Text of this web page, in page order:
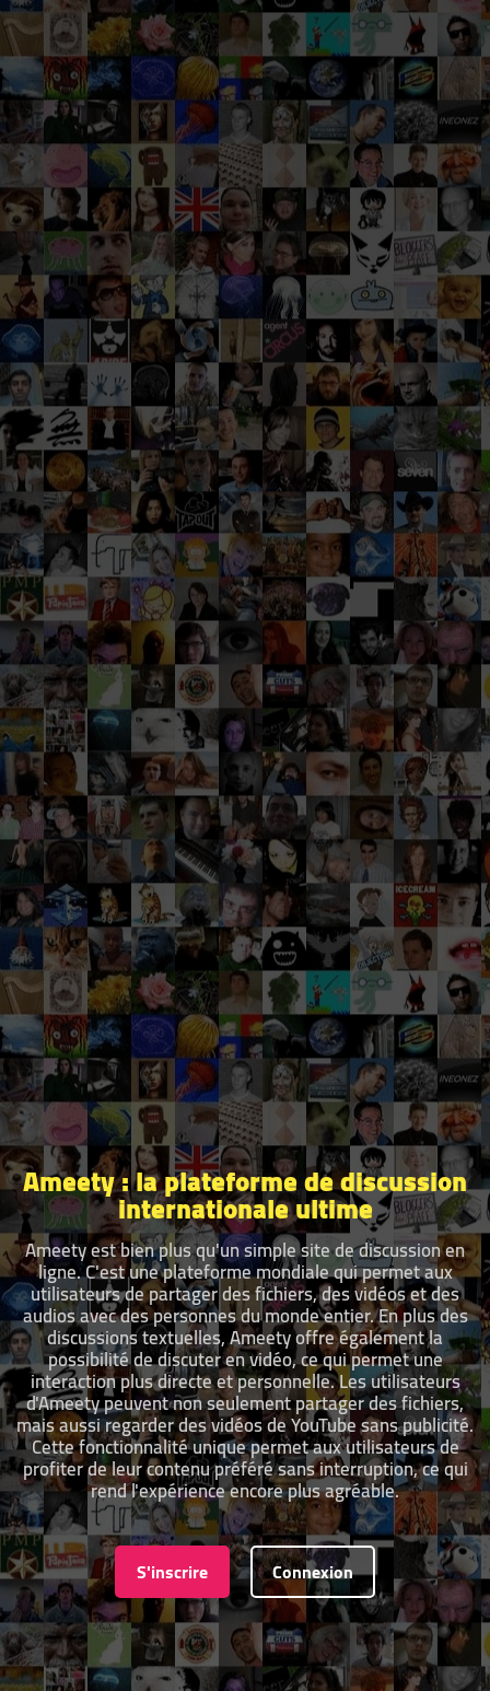
Ameety : la plateforme de discussion
internationale ultime
Ameety est bien plus qu'un simple site de discussion en
ligne. C'est une plateforme mondiale qui permet aux
utilisateurs de partager des fichiers, des vidéos et des
audios avec des personnes du monde entier. En plus des
discussions textuelles, Ameety offre également la
possibilité de discuter en vidéo, ce qui permet une
interaction plus directe et personnelle. Les utilisateurs
d'Ameety peuvent non seulement partager des fichiers,
mais aussi regarder des vidéos de YouTube sans publicité.
Cette fonctionnalité unique permet aux utilisateurs de
profiter de leur contenu préféré sans interruption, ce qui
rend l'expérience encore plus agréable.
S'inscrire Connexion